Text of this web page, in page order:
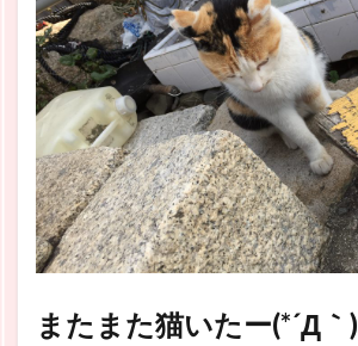
またまた猫いたー(*´Д｀)